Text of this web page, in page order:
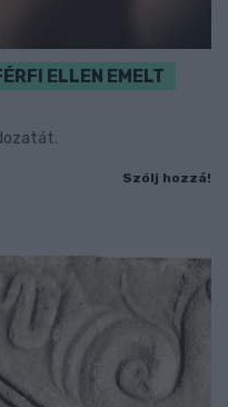
ELLEN EMELT
Szólj hozzá!